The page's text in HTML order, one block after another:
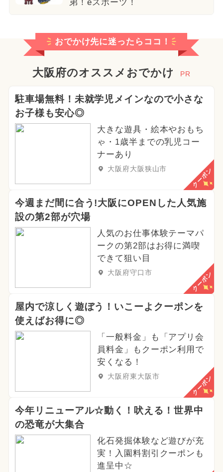
弟！eスポーツ！
おでかけ先に迷ったらココ！
大阪府のオススメおでかけ PR
駐車場無料！未就学児メインなので小さな
お子様も安心◎
大きな遊具・絵本やおもち
ゃ・1歳半までの乳児コー
ナーあり
大阪府大阪狭山市 クーポン
今週まだ間に合う!大阪にOPENした人気施
設の第2部が穴場
人気のお仕事体験テーマパ
ークの第2部はお得に満喫
できて狙い目
大阪府守口市 クーポン
屋内で涼しく遊ぼう！いこーよクーポンを
使えばお得に◎
「一般料金」も「アプリ会
員料金」もクーポン利用で
安くなる！
大阪府東大阪市 クーポン
今年リニューアル☆動く！吠える！世界中
の恐竜が大集合
化石発掘体験など遊びが充
実！入園料割引クーポンも
進呈中☆